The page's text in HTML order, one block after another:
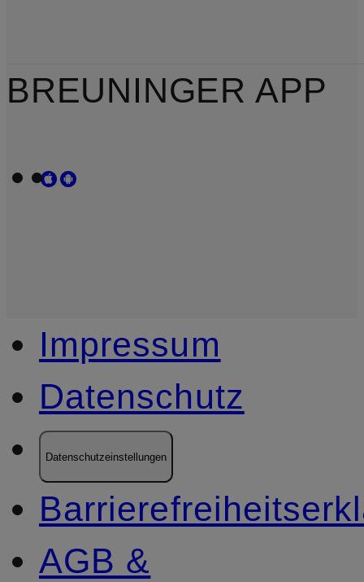
BREUNINGER APP
Impressum
Datenschutz
Datenschutzeinstellungen
AGB &